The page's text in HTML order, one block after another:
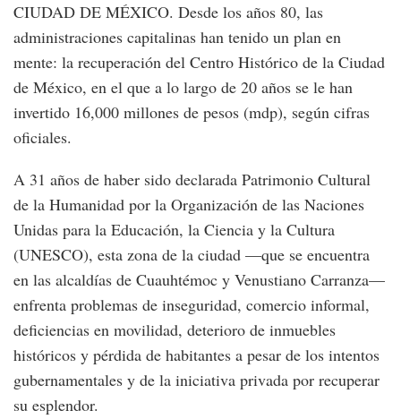
CIUDAD DE MÉXICO. Desde los años 80, las
administraciones capitalinas han tenido un plan en
mente: la recuperación del Centro Histórico de la Ciudad
de México, en el que a lo largo de 20 años se le han
invertido 16,000 millones de pesos (mdp), según cifras
oficiales.
A 31 años de haber sido declarada Patrimonio Cultural
de la Humanidad por la Organización de las Naciones
Unidas para la Educación, la Ciencia y la Cultura
(UNESCO), esta zona de la ciudad —que se encuentra
en las alcaldías de Cuauhtémoc y Venustiano Carranza—
enfrenta problemas de inseguridad, comercio informal,
deficiencias en movilidad, deterioro de inmuebles
históricos y pérdida de habitantes a pesar de los intentos
gubernamentales y de la iniciativa privada por recuperar
su esplendor.